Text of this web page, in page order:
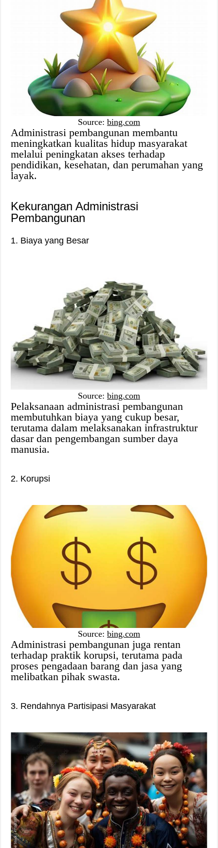
Source: bing.com
Administrasi pembangunan membantu
meningkatkan kualitas hidup masyarakat
melalui peningkatan akses terhadap
pendidikan, kesehatan, dan perumahan yang
layak.
Kekurangan Administrasi
Pembangunan
1. Biaya yang Besar
Source: bing.com
Pelaksanaan administrasi pembangunan
membutuhkan biaya yang cukup besar,
terutama dalam melaksanakan infrastruktur
dasar dan pengembangan sumber daya
manusia.
2. Korupsi
Source: bing.com
Administrasi pembangunan juga rentan
terhadap praktik korupsi, terutama pada
proses pengadaan barang dan jasa yang
melibatkan pihak swasta.
3. Rendahnya Partisipasi Masyarakat